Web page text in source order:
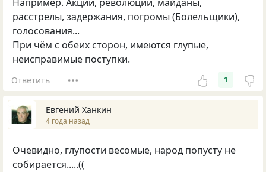
расстрелы, задержания, погромы (Болельщики),
голосования...
При чём с обеих сторон, имеются глупые,
неисправимые поступки.
Ответить 1
Евгений Ханкин
4 года назад
Очевидно, глупости весомые, народ попусту не
собирается.....((